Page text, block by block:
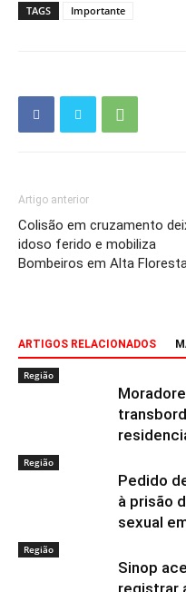
TAGS Importante
Artigo anterior
Colisão em cruzamento
idoso ferido e mobiliza
Bombeiros em Alta
ARTIGOS RELACIONADOS
Região
Região
Pedido
à prisão
sexual
Região
Sinop
registrar